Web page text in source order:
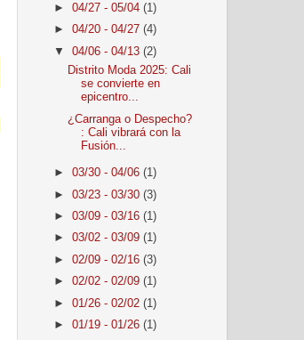
►04/27 - 05/04(1)
►04/20 - 04/27(4)
▼04/06 - 04/13(2)
Distrito Moda 2025: Cali
se convierte en
epicentro...
¿Carranga o Despecho?
: Cali vibrará con la
Fusión...
►03/30 - 04/06(1)
►03/23 - 03/30(3)
►03/09 - 03/16(1)
►03/02 - 03/09(1)
►02/09 - 02/16(3)
►02/02 - 02/09(1)
►01/26 - 02/02(1)
►01/19 - 01/26(1)